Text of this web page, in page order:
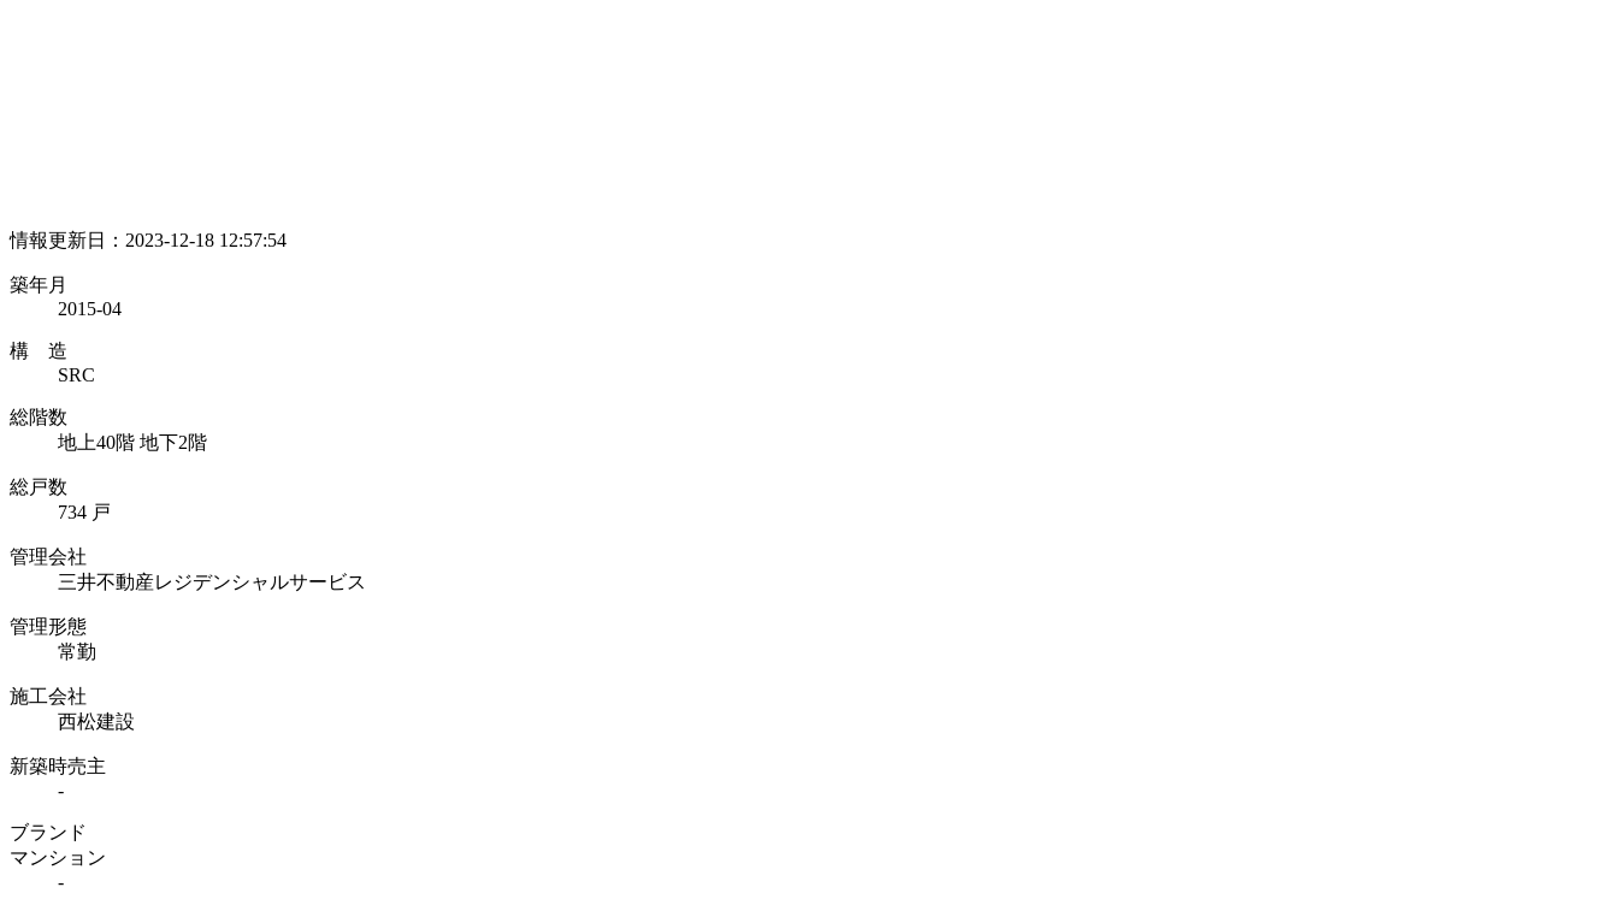
情報更新日：2023-12-18 12:57:54
築年月
2015-04
構 造
SRC
総階数
地上40階 地下2階
総戸数
734 戸
管理会社
三井不動産レジデンシャルサービス
管理形態
常勤
施工会社
西松建設
新築時売主
-
ブランド
マンション
-